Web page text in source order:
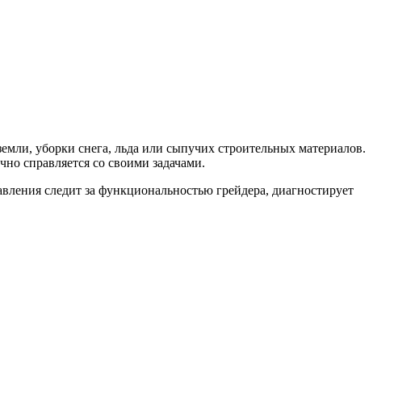
уборки снега, льда или сыпучих строительных материалов.
справляется со своими задачами.
следит за функциональностью грейдера, диагностирует